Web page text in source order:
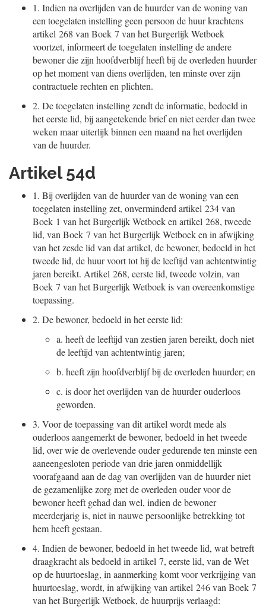
1. Indien na overlijden van de huurder van de woning van
een toegelaten instelling geen persoon de huur krachtens
artikel 268 van Boek 7 van het Burgerlijk Wetboek
voortzet, informeert de toegelaten instelling de andere
bewoner die zijn hoofdverblijf heeft bij de overleden huurder
op het moment van diens overlijden, ten minste over zijn
contractuele rechten en plichten.
2. De toegelaten instelling zendt de informatie, bedoeld in
het eerste lid, bij aangetekende brief en niet eerder dan twee
weken maar uiterlijk binnen een maand na het overlijden
van de huurder.
Artikel 54d
1. Bij overlijden van de huurder van de woning van een
toegelaten instelling zet, onverminderd artikel 234 van
Boek 1 van het Burgerlijk Wetboek en artikel 268, tweede
lid, van Boek 7 van het Burgerlijk Wetboek en in afwijking
van het zesde lid van dat artikel, de bewoner, bedoeld in het
tweede lid, de huur voort tot hij de leeftijd van achtentwintig
jaren bereikt. Artikel 268, eerste lid, tweede volzin, van
Boek 7 van het Burgerlijk Wetboek is van overeenkomstige
toepassing.
2. De bewoner, bedoeld in het eerste lid:
a. heeft de leeftijd van zestien jaren bereikt, doch niet
de leeftijd van achtentwintig jaren;
b. heeft zijn hoofdverblijf bij de overleden huurder; en
c. is door het overlijden van de huurder ouderloos
geworden.
3. Voor de toepassing van dit artikel wordt mede als
ouderloos aangemerkt de bewoner, bedoeld in het tweede
lid, over wie de overlevende ouder gedurende ten minste een
aaneengesloten periode van drie jaren onmiddellijk
voorafgaand aan de dag van overlijden van de huurder niet
de gezamenlijke zorg met de overleden ouder voor de
bewoner heeft gehad dan wel, indien de bewoner
meerderjarig is, niet in nauwe persoonlijke betrekking tot
hem heeft gestaan.
4. Indien de bewoner, bedoeld in het tweede lid, wat betreft
draagkracht als bedoeld in artikel 7, eerste lid, van de Wet
op de huurtoeslag, in aanmerking komt voor verkrijging van
huurtoeslag, wordt, in afwijking van artikel 246 van Boek 7
van het Burgerlijk Wetboek, de huurprijs verlaagd: